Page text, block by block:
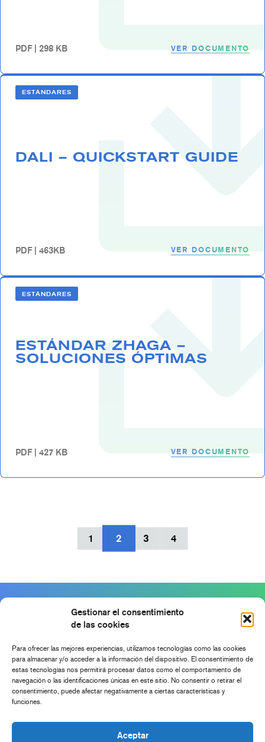
Gestionar el consentimiento
de las cookies
Para ofrecer las mejores experiencias, utilizamos tecnologías como las cookies
para almacenar y/o acceder a la información del dispositivo. El consentimiento de
estas tecnologías nos permitirá procesar datos como el comportamiento de
navegación o las identificaciones únicas en este sitio. No consentir o retirar el
consentimiento, puede afectar negativamente a ciertas características y
funciones.
Aceptar
PDF | 298 KB VER DOCUMENTO
ESTÁNDARES
DALI – QUICKSTART GUIDE
PDF | 463KB VER DOCUMENTO
ESTÁNDARES
ESTÁNDAR ZHAGA –
SOLUCIONES ÓPTIMAS
PDF | 427 KB VER DOCUMENTO
1 2 3 4